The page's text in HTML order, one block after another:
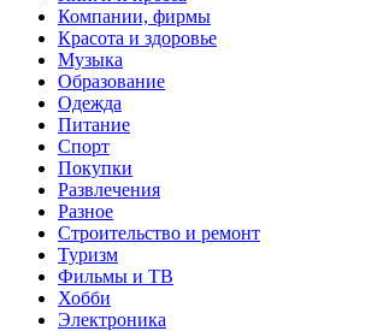
Компании, фирмы
Красота и здоровье
Музыка
Образование
Одежда
Питание
Спорт
Покупки
Развлечения
Разное
Строительство и ремонт
Туризм
Фильмы и ТВ
Хобби
Электроника